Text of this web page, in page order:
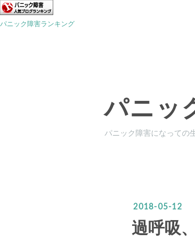
パニック障害ランキング
パニッ
パニック障害になっての
2018-05-12
過呼吸